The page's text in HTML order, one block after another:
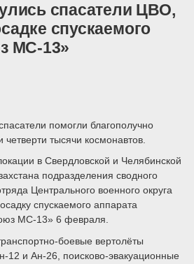
спасатели ЦВО,
спускаемого
МС-13»
помогли благополучно
тысячи космонавтов.
в Свердловской и Челябинской
подразделения сводного
Центрального военного округа
спускаемого аппарата
МС-13» 6 февраля.
боевые вертолёты
и Ан-26, поисково-эвакуационные